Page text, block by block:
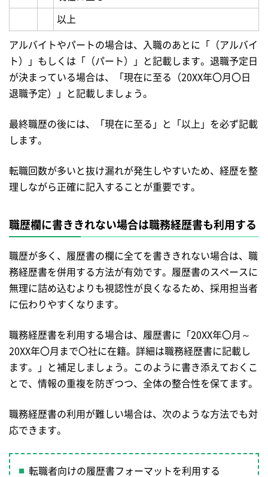
以上
アルバイトやパートの場合は、入職のあとに「（アルバイ
ト）」もしくは「（パート）」と記載します。退職予定日
が決まっている場合は、「現在に至る（20XX年〇月〇日
退職予定）」と記載しましょう。
最終職歴の後には、「現在に至る」と「以上」を必ず記載
します。
転職回数が多いと抜け漏れが発生しやすいため、経歴を整
理しながら正確に記入することが重要です。
職歴欄に書ききれない場合は職務経歴書も利用する
職歴が多く、履歴書の欄に全てを書ききれない場合は、職
務経歴書を併用する方法が有効です。履歴書のスペースに
無理に詰め込むよりも視認性が良くなるため、採用担当者
に伝わりやすくなります。
職務経歴書を利用する場合は、履歴書に「20XX年〇月～
20XX年〇月まで〇社に在籍。詳細は職務経歴書に記載し
ます。」と補足しましょう。このように書き添えておくこ
とで、情報の重複を防ぎつつ、全体の整合性を保てます。
職務経歴書の利用が難しい場合は、次のような方法でも対
応できます。
転職者向けの履歴書フォーマットを利用する